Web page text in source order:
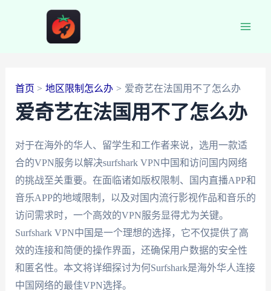
首页 地区限制怎么办 爱奇艺在法国用不了怎么办
爱奇艺在法国用不了怎么办
对于在海外的华人、留学生和工作者来说，选用一款适
合的VPN服务以解决surfshark VPN中国和访问国内网络
的挑战至关重要。在面临诸如版权限制、国内直播APP和
音乐APP的地域限制，以及对国内流行影视作品和音乐的
访问需求时，一个高效的VPN服务显得尤为关键。
Surfshark VPN中国是一个理想的选择，它不仅提供了高
效的连接和简便的操作界面，还确保用户数据的安全性
和匿名性。本文将详细探讨为何Surfshark是海外华人连接
中国网络的最佳VPN选择。